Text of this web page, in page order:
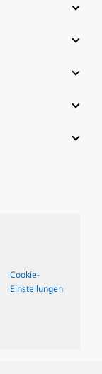
Cookie-
Einstellungen